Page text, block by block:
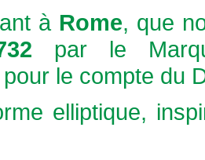
à Rome, que
par le
le compte du
elliptique,